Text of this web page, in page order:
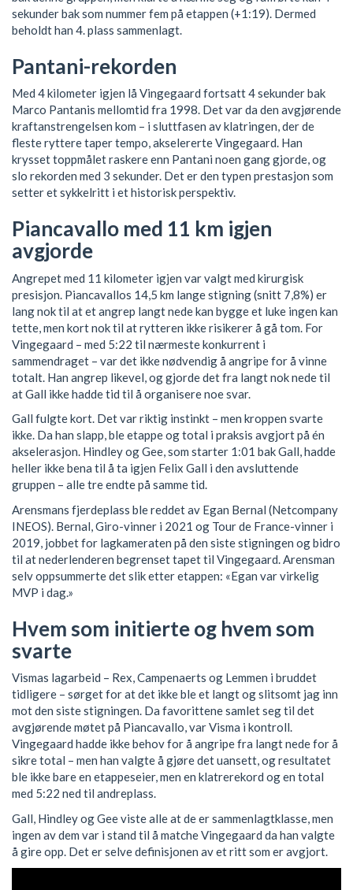
sekunder bak som nummer fem på etappen (+1:19). Dermed
beholdt han 4. plass sammenlagt.
Pantani-rekorden
Med 4 kilometer igjen lå Vingegaard fortsatt 4 sekunder bak
Marco Pantanis mellomtid fra 1998. Det var da den avgjørende
kraftanstrengelsen kom – i sluttfasen av klatringen, der de
fleste ryttere taper tempo, akselererte Vingegaard. Han
krysset toppmålet raskere enn Pantani noen gang gjorde, og
slo rekorden med 3 sekunder. Det er den typen prestasjon som
setter et sykkelritt i et historisk perspektiv.
Piancavallo med 11 km igjen
avgjorde
Angrepet med 11 kilometer igjen var valgt med kirurgisk
presisjon. Piancavallos 14,5 km lange stigning (snitt 7,8%) er
lang nok til at et angrep langt nede kan bygge et luke ingen kan
tette, men kort nok til at rytteren ikke risikerer å gå tom. For
Vingegaard – med 5:22 til nærmeste konkurrent i
sammendraget – var det ikke nødvendig å angripe for å vinne
totalt. Han angrep likevel, og gjorde det fra langt nok nede til
at Gall ikke hadde tid til å organisere noe svar.
Gall fulgte kort. Det var riktig instinkt – men kroppen svarte
ikke. Da han slapp, ble etappe og total i praksis avgjort på én
akselerasjon. Hindley og Gee, som starter 1:01 bak Gall, hadde
heller ikke bena til å ta igjen Felix Gall i den avsluttende
gruppen – alle tre endte på samme tid.
Arensmans fjerdeplass ble reddet av Egan Bernal (Netcompany
INEOS). Bernal, Giro-vinner i 2021 og Tour de France-vinner i
2019, jobbet for lagkameraten på den siste stigningen og bidro
til at nederlenderen begrenset tapet til Vingegaard. Arensman
selv oppsummerte det slik etter etappen: «Egan var virkelig
MVP i dag.»
Hvem som initierte og hvem som
svarte
Vismas lagarbeid – Rex, Campenaerts og Lemmen i bruddet
tidligere – sørget for at det ikke ble et langt og slitsomt jag inn
mot den siste stigningen. Da favorittene samlet seg til det
avgjørende møtet på Piancavallo, var Visma i kontroll.
Vingegaard hadde ikke behov for å angripe fra langt nede for å
sikre total – men han valgte å gjøre det uansett, og resultatet
ble ikke bare en etappeseier, men en klatrerekord og en total
med 5:22 ned til andreplass.
Gall, Hindley og Gee viste alle at de er sammenlagtklasse, men
ingen av dem var i stand til å matche Vingegaard da han valgte
å gire opp. Det er selve definisjonen av et ritt som er avgjort.